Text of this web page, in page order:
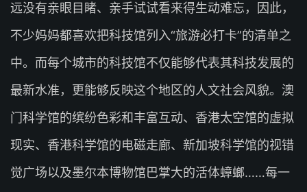
远没有亲眼目睹、亲手试试看来得生动难忘，因此，
不少妈妈都喜欢把科技馆列入“旅游必打卡”的清单之
中。而每个城市的科技馆不仅能够代表其科技发展的
最新水准，更能够反映这个地区的人文社会风貌。澳
门科学馆的缤纷色彩和丰富互动、香港太空馆的虚拟
现实、香港科学馆的电磁走廊、新加坡科学馆的视错
觉广场以及墨尔本博物馆巴掌大的活体蟑螂……每一